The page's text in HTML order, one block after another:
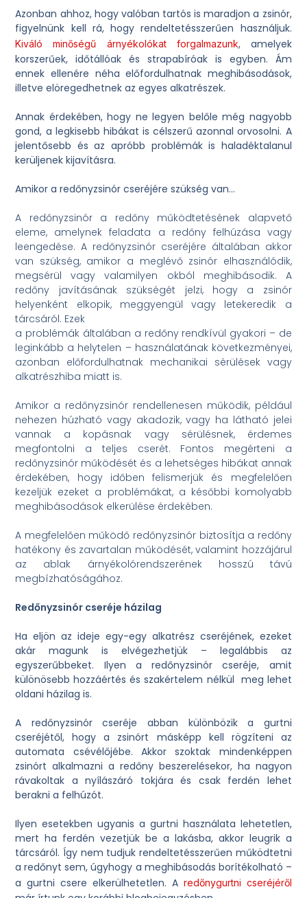
Azonban ahhoz, hogy valóban tartós is maradjon a zsinór,
figyelnünk kell rá, hogy rendeltetésszerűen használjuk.
Kiváló minőségű árnyékolókat forgalmazunk, amelyek
korszerűek, időtállóak és strapabíróak is egyben. Ám
ennek ellenére néha előfordulhatnak meghibásodások,
illetve elöregedhetnek az egyes alkatrészek.
Annak érdekében, hogy ne legyen belőle még nagyobb
gond, a legkisebb hibákat is célszerű azonnal orvosolni. A
jelentősebb és az apróbb problémák is haladéktalanul
kerüljenek kijavításra.
Amikor a redőnyzsinór cseréjére szükség van…
A redőnyzsinór a redőny működtetésének alapvető
eleme, amelynek feladata a redőny felhúzása vagy
leengedése. A redőnyzsinór cseréjére általában akkor
van szükség, amikor a meglévő zsinór elhasználódik,
megsérül vagy valamilyen okból meghibásodik. A
redőny javításának szükségét jelzi, hogy a zsinór
helyenként elkopik, meggyengül vagy letekeredik a
tárcsáról. Ezek
a problémák általában a redőny rendkívül gyakori – de
leginkább a helytelen – használatának következményei,
azonban előfordulhatnak mechanikai sérülések vagy
alkatrészhiba miatt is.
Amikor a redőnyzsinór rendellenesen működik, például
nehezen húzható vagy akadozik, vagy ha látható jelei
vannak a kopásnak vagy sérülésnek, érdemes
megfontolni a teljes cserét. Fontos megérteni a
redőnyzsinór működését és a lehetséges hibákat annak
érdekében, hogy időben felismerjük és megfelelően
kezeljük ezeket a problémákat, a későbbi komolyabb
meghibásodások elkerülése érdekében.
A megfelelően működő redőnyzsinór biztosítja a redőny
hatékony és zavartalan működését, valamint hozzájárul
az ablak árnyékolórendszerének hosszú távú
megbízhatóságához.
Redőnyzsinór cseréje házilag
Ha eljön az ideje egy-egy alkatrész cseréjének, ezeket
akár magunk is elvégezhetjük – legalábbis az
egyszerűbbeket. Ilyen a redőnyzsinór cseréje, amit
különösebb hozzáértés és szakértelem nélkül meg lehet
oldani házilag is.
A redőnyzsinór cseréje abban különbözik a gurtni
cseréjétől, hogy a zsinórt másképp kell rögzíteni az
automata csévélőjébe. Akkor szoktak mindenképpen
zsinórt alkalmazni a redőny beszerelésekor, ha nagyon
rávakoltak a nyílászáró tokjára és csak ferdén lehet
berakni a felhúzót.
Ilyen esetekben ugyanis a gurtni használata lehetetlen,
mert ha ferdén vezetjük be a lakásba, akkor leugrik a
tárcsáról. Így nem tudjuk rendeltetésszerűen működtetni
a redőnyt sem, úgyhogy a meghibásodás borítékolható –
a gurtni csere elkerülhetetlen. A redőnygurtni cseréjéről